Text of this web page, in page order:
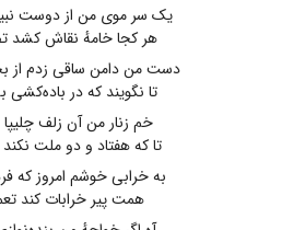
یک سر موی من از دوست
هر کجا خامهٔ نقاش کشد
دست من دامن ساقی زدم از
تا نگویند که در باده‌کشی
خم زنار من آن زلف
تا که هفتاد و دو ملت نکند
به خرابی خوشم امروز که
همت پیر خرابات کند